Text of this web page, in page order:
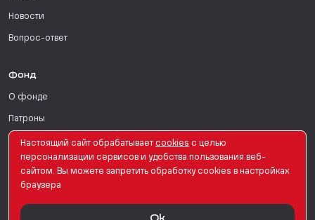
Новости
Вопрос-ответ
Фонд
О фонде
Патроны
Поддержать
Для СМИ
Настоящий сайт обрабатывает сookies с целью
персонализации сервисов и удобства пользования веб-
сайтом. Вы можете запретить обработку сookies в настройках
браузера